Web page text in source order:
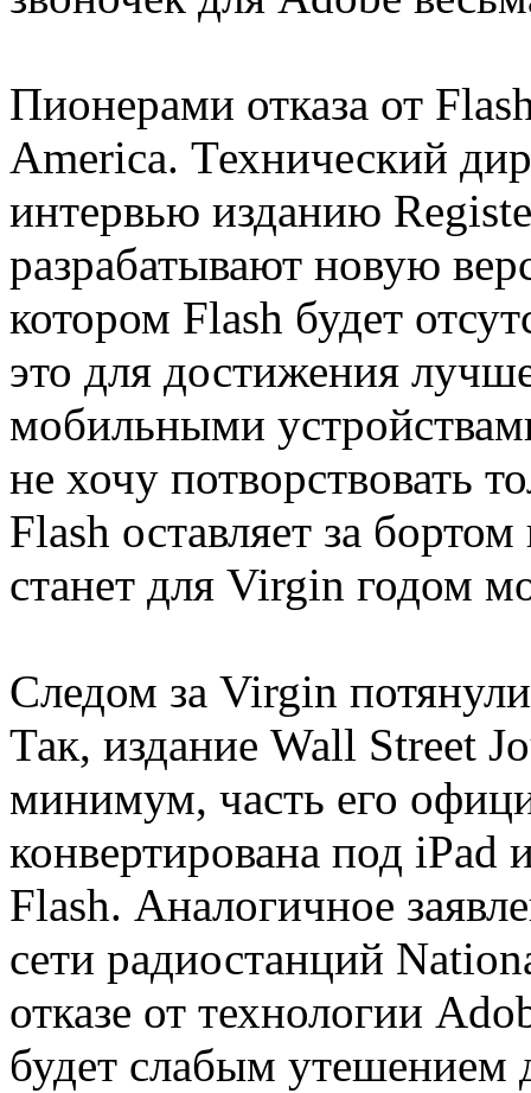
Пионерами отказа от
America. Технический
интервью изданию
разрабатывают новую
котором Flash будет
это для достижения
мобильными
не хочу потворствовать
Flash оставляет за
станет для Virgin годом
Следом за Virgin
Так, издание Wall Street
минимум, часть его
конвертирована под iPad
Flash. Аналогичное
сети радиостанций
отказе от технологии
будет слабым утешением